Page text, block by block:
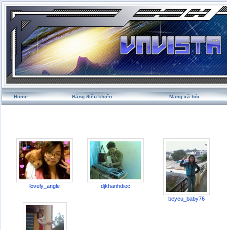
Home Bảng điều khiển Mạng xã hội
lovely_angle djkhanhdiec
beyeu_baby76